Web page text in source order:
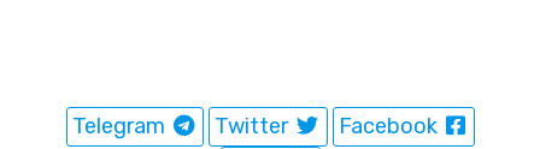
Facebook
Twitter